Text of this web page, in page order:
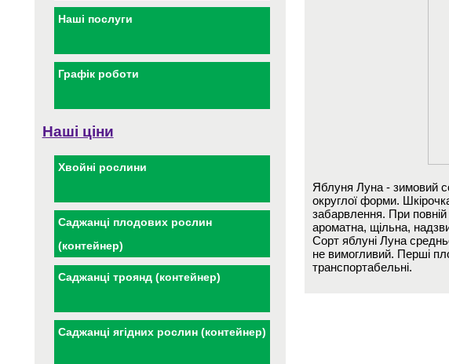
Наші послуги
Графік роботи
Наші ціни
Хвойні рослини
Саджанці плодових рослин
(контейнер)
Саджанці троянд (контейнер)
Саджанці ягідних рослин (контейнер)
Яблуня Луна - зимовий
округлої форми.
забарвлення. При
ароматна, щільна,
Сорт яблуні Луна
не вимогливий. Перші
транспортабельні.